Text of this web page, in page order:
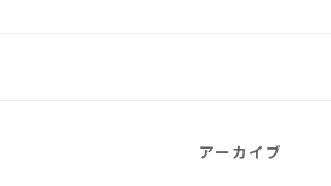
ァッションとオ
アーカイブ